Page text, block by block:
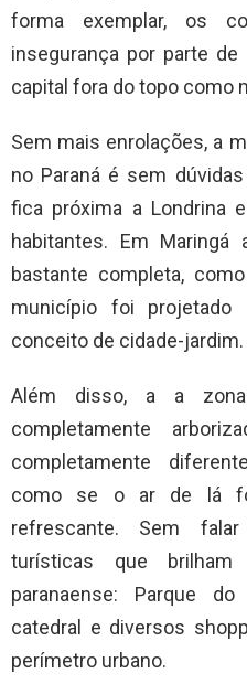
forma exemplar, os
insegurança por parte
capital fora do topo como
Sem mais enrolações, a
no Paraná é sem
fica próxima a Londrina
habitantes. Em
bastante completa,
município foi projetado
conceito de cidade-jardim.
Além disso, a a
completamente
completamente
como se o ar de lá
refrescante. Sem
turísticas que
paranaense: Parque
catedral e diversos
perímetro urbano.